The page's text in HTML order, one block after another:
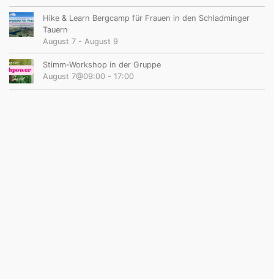
Hike & Learn Bergcamp für Frauen in den Schladminger
Tauern
August 7 - August 9
Stimm-Workshop in der Gruppe
August 7@09:00 - 17:00